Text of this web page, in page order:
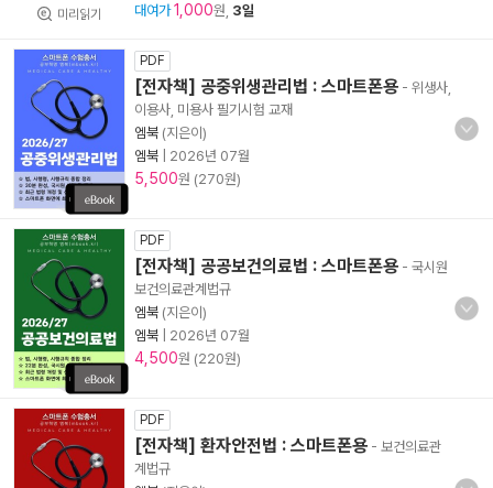
미리읽기
대여가 1,000원, 3일
PDF
[전자책] 공중위생관리법 : 스마트폰용 - 위생사,
이용사, 미용사 필기시험 교재
엠북 (지은이)
엠북
2026년 07월
5,500원 (270원)
PDF
[전자책] 공공보건의료법 : 스마트폰용 - 국시원
보건의료관계법규
엠북 (지은이)
엠북
2026년 07월
4,500원 (220원)
PDF
[전자책] 환자안전법 : 스마트폰용 - 보건의료관
계법규